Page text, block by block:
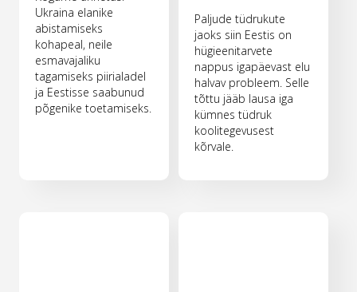
Ukraina elanike
abistamiseks
kohapeal, neile
esmavajaliku
tagamiseks piirialadel
ja Eestisse saabunud
põgenike toetamiseks.
Paljude tüdrukute
jaoks siin Eestis on
hügieenitarvete
nappus igapäevast elu
halvav probleem. Selle
tõttu jääb lausa iga
kümnes tüdruk
koolitegevusest
kõrvale.